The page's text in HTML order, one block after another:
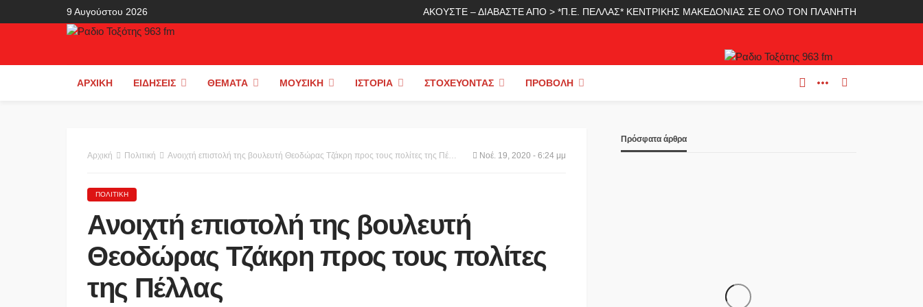
9 Αυγούστου 2026 ΑΚΟΥΣΤΕ – ΔΙΑΒΑΣΤΕ ΑΠΟ > *Π.Ε. ΠΕΛΛΑΣ* ΚΕΝΤΡΙΚΗΣ ΜΑΚΕΔΟΝΙΑΣ ΣΕ ΟΛΟ ΤΟΝ ΠΛΑΝΗΤΗ
ΑΡΧΙΚΉ ΕΙΔΉΣΕΙΣ ΘΈΜΑΤΑ ΜΟΥΣΙΚΉ ΙΣΤΟΡΊΑ ΣΤΟΧΕΎΟΝΤΑΣ ΠΡΟΒΟΛΉ
Αρχική Πολιτική Ανοιχτή επιστολή της βουλευτή Θεοδώρας Τζάκρη προς τους πολίτες της Πέλλας Νοέ. 19, 2020 - 6:24 μμ
ΠΟΛΙΤΙΚΉ
Ανοιχτή επιστολή της βουλευτή
Θεοδώρας Τζάκρη προς τους πολίτες
της Πέλλας
Πρόσφατα άρθρα